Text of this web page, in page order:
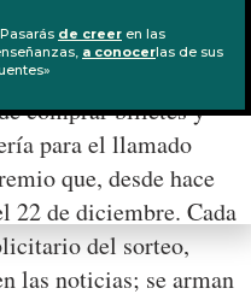
libertad
España hay una
comprar billetes y
para el llamado
que, desde hace
22 de diciembre. Cada
del sorteo,
las noticias; se arman
de creer en las
a conocerlas de sus